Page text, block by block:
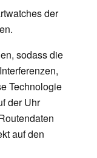
der
sodass die
Technologie
der Uhr
auf den